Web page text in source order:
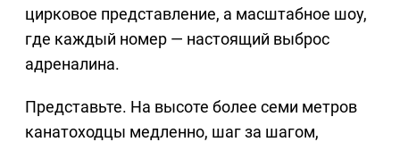
цирковое представление, а масштабное шоу,
где каждый номер — настоящий выброс
адреналина.
Представьте. На высоте более семи метров
канатоходцы медленно, шаг за шагом,